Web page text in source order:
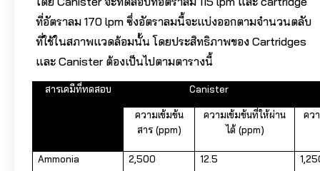
ที่อัตราลม 170 lpm ซึ่งอัตราลมนี้จะแบ่งออกตามจำนวนตลับ
ที่ใช้ในสภาพแวดล้อมนั้น โดยประสิทธิภาพของ Cartridges
และ Canister ต้องเป็นไปตามตารางนี้
สารเคมีที่ทดสอบ Canister
ความเข้มข้น
สาร (ppm)
ความเข้มข้นที่ให้ผ่าน
ได้ (ppm)
คว
Ammonia 2,500 12.5